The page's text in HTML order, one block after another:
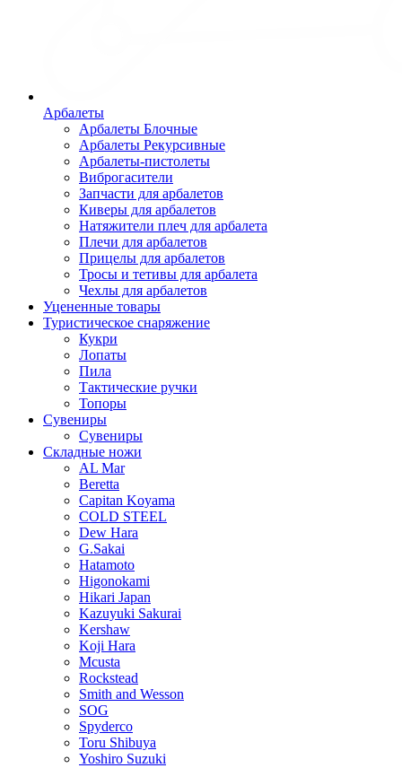
Арбалеты
Арбалеты Блочные
Арбалеты Рекурсивные
Арбалеты-пистолеты
Виброгасители
Запчасти для арбалетов
Киверы для арбалетов
Натяжители плеч для арбалета
Плечи для арбалетов
Прицелы для арбалетов
Тросы и тетивы для арбалета
Чехлы для арбалетов
Уцененные товары
Туристическое снаряжение
Кукри
Лопаты
Пила
Тактические ручки
Топоры
Сувениры
Сувениры
Складные ножи
AL Mar
Beretta
Capitan Koyama
COLD STEEL
Dew Hara
G.Sakai
Hatamoto
Higonokami
Hikari Japan
Kazuyuki Sakurai
Kershaw
Koji Hara
Mcusta
Rockstead
Smith and Wesson
SOG
Spyderco
Toru Shibuya
Yoshiro Suzuki